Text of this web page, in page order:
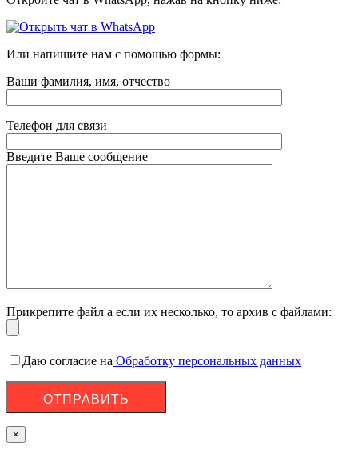
Или напишите нам с помощью формы:
Ваши фамилия, имя, отчество
Телефон для связи
Введите Ваше сообщение
Прикрепите файл а если их несколько, то архив с файлами:
Даю согласие на Обработку персональных данных
×